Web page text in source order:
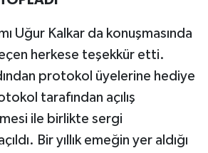
Uğur Kalkar da konuşmasında
herkese teşekkür etti.
protokol üyelerine hediye
tarafından açılış
ile birlikte sergi
Bir yıllık emeğin yer aldığı